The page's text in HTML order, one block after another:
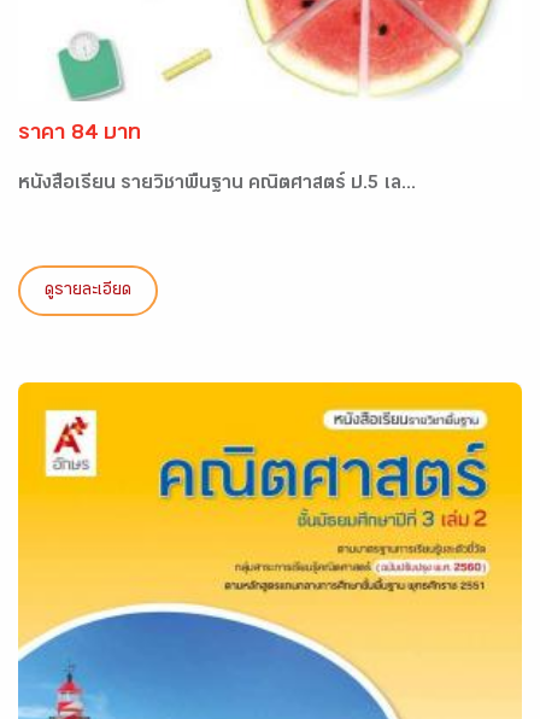
ราคา 84 บาท
หนังสือเรียน รายวิชาพื้นฐาน คณิตศาสตร์ ป.5 เล...
ดูรายละเอียด